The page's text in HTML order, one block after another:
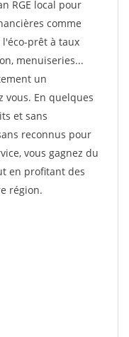
RGE local pour
comme
l'éco-prêt à taux
menuiseries...
un
vous. En quelques
et sans
reconnus pour
vous gagnez du
en profitant des
région.